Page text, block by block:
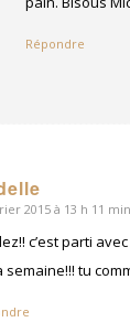
Répondre
2015 à 13 h 11 min
c’est parti
semaine!!! tu